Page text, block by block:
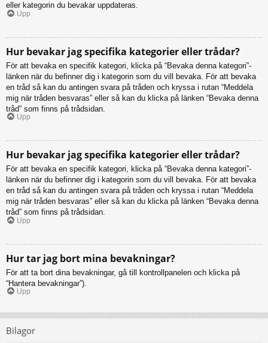
eller kategorin du bevakar uppdateras.
Upp
Hur bevakar jag specifika kategorier eller trådar?
För att bevaka en specifik kategori, klicka på “Bevaka denna kategori”-
länken när du befinner dig i kategorin som du vill bevaka. För att bevaka
en tråd så kan du antingen svara på tråden och kryssa i rutan “Meddela
mig när tråden besvaras” eller så kan du klicka på länken “Bevaka denna
tråd” som finns på trådsidan.
Upp
Hur bevakar jag specifika kategorier eller trådar?
För att bevaka en specifik kategori, klicka på “Bevaka denna kategori”-
länken när du befinner dig i kategorin som du vill bevaka. För att bevaka
en tråd så kan du antingen svara på tråden och kryssa i rutan “Meddela
mig när tråden besvaras” eller så kan du klicka på länken “Bevaka denna
tråd” som finns på trådsidan.
Upp
Hur tar jag bort mina bevakningar?
För att ta bort dina bevakningar, gå till kontrollpanelen och klicka på
“Hantera bevakningar”).
Upp
Bilagor